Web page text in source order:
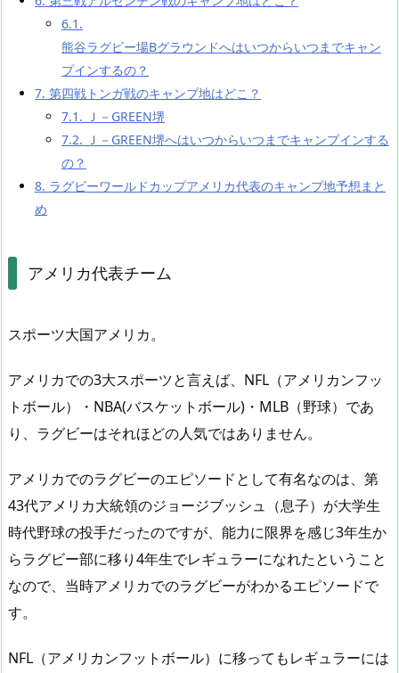
6.1.
熊谷ラグビー場Bグラウンドへはいつからいつまでキャン
プインするの？
7. 第四戦トンガ戦のキャンプ地はどこ？
7.1. Ｊ－GREEN堺
7.2. Ｊ－GREEN堺へはいつからいつまでキャンプインする
の？
8. ラグビーワールドカップアメリカ代表のキャンプ地予想まと
め
アメリカ代表チーム
スポーツ大国アメリカ。
アメリカでの3大スポーツと言えば、NFL（アメリカンフッ
トボール）・NBA(バスケットボール)・MLB（野球）であ
り、ラグビーはそれほどの人気ではありません。
アメリカでのラグビーのエピソードとして有名なのは、第
43代アメリカ大統領のジョージブッシュ（息子）が大学生
時代野球の投手だったのですが、能力に限界を感じ3年生か
らラグビー部に移り4年生でレギュラーになれたということ
なので、当時アメリカでのラグビーがわかるエピソードで
す。
NFL（アメリカンフットボール）に移ってもレギュラーには